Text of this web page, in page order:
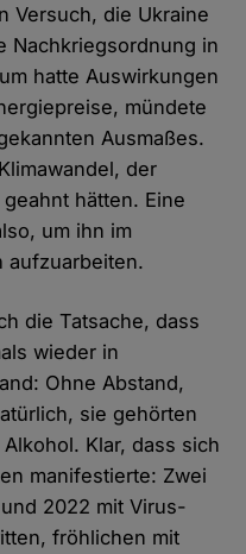
Versuch, die Ukraine
Nachkriegsordnung in
hatte Auswirkungen
mündete
Ausmaßes.
der
hätten. Eine
um ihn im
aufzuarbeiten.
die Tatsache, dass
wieder in
Ohne Abstand,
sie gehörten
Klar, dass sich
manifestierte: Zwei
2022 mit Virus-
fröhlichen mit